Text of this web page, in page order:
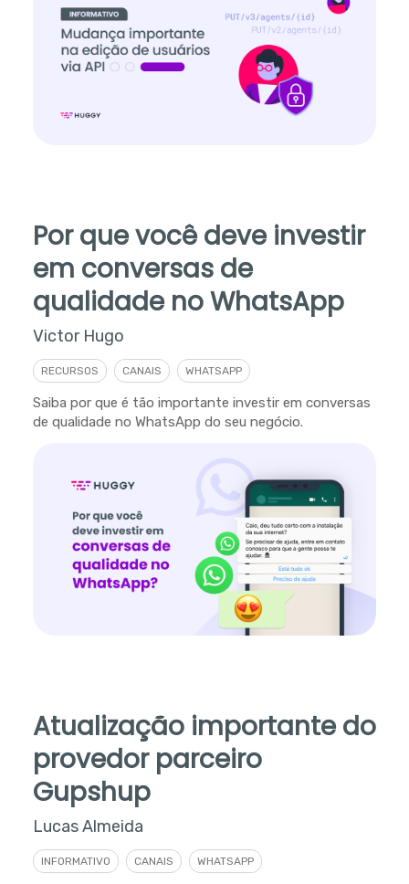
Por que você deve investir
em conversas de
qualidade no WhatsApp
Victor Hugo
RECURSOS CANAIS WHATSAPP
Saiba por que é tão importante investir em conversas
de qualidade no WhatsApp do seu negócio.
Atualização importante do
provedor parceiro
Gupshup
Lucas Almeida
INFORMATIVO CANAIS WHATSAPP